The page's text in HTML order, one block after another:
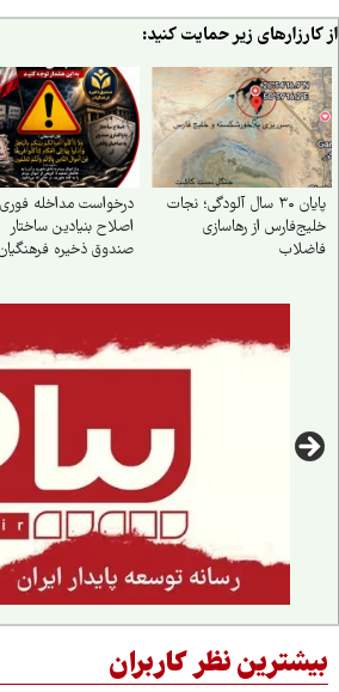
از کارزارهای زیر حمایت کنید:
پایان ۳۰ سال آلودگی؛ نجات
خلیج‌فارس از رهاسازی
فاضلاب
درخواست مداخله فوری
اصلاح بنیادین ساختار
صندوق ذخیره
بیشترین نظر کاربران